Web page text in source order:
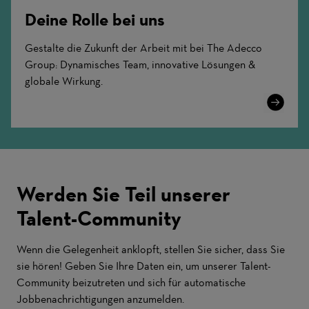
Deine Rolle bei uns
Gestalte die Zukunft der Arbeit mit bei The Adecco
Group: Dynamisches Team, innovative Lösungen &
globale Wirkung.
Learn
Werden Sie Teil unserer
Talent-Community
Wenn die Gelegenheit anklopft, stellen Sie sicher, dass Sie
sie hören! Geben Sie Ihre Daten ein, um unserer Talent-
Community beizutreten und sich für automatische
Jobbenachrichtigungen anzumelden.